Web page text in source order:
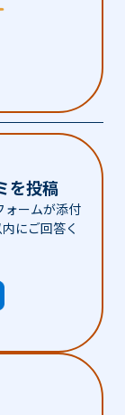
を投稿
ォームが添付
にご回答く